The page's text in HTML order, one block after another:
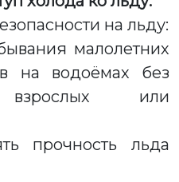
на льду:
малолетних
на водоёмах без
взрослых или
прочность льда